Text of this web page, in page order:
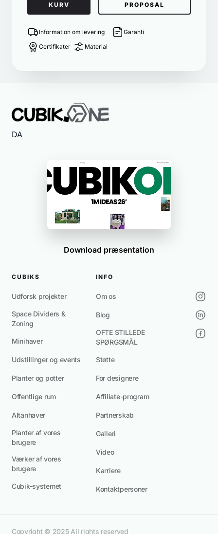
KURV
PROPOSAL
Information om levering
Garanti
Certifikater
Material
DA
Download præsentation
CUBIKS
Udforsk projekter
Space Dividers &
Zoning
Minihaver
Udstillinger og events
Planter og potter
Offentlige rum
Altanhaver
Planter af vores
brugere
Værker af vores
brugere
Cubik-systemet
INFO
Om os
Blog
OFTE STILLEDE
SPØRGSMÅL
Støtte
For designere
Affiliate-program
Partnerskab
Galleri
Video
Karriere
Kontaktpersoner
Copyright © 2025 All rights reserved